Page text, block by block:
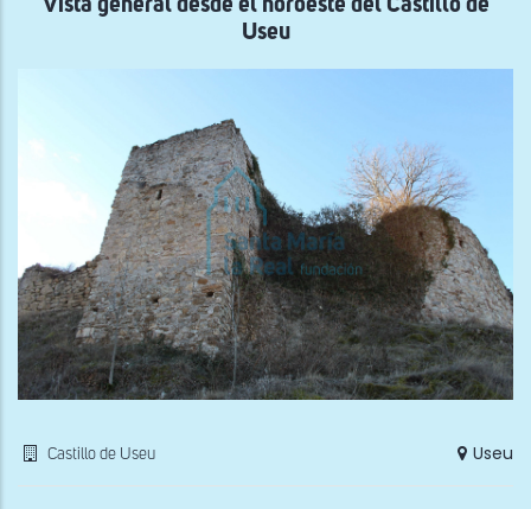
Vista general desde el noroeste del Castillo de
Useu
Castillo de Useu Useu